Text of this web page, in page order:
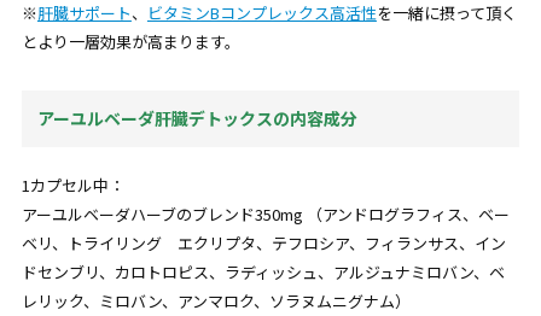
※肝臓サポート、 ビタミンBコンプレックス高活性を一緒に摂って頂く
とより一層効果が高まります。
アーユルベーダ肝臓デトックスの内容成分
1カプセル中：
アーユルベーダハーブのブレンド350mg （アンドログラフィス、ベー
ベリ、トライリング エクリプタ、テフロシア、フィランサス、イン
ドセンブリ、カロトロピス、ラディッシュ、アルジュナミロバン、ベ
レリック、ミロバン、アンマロク、ソラヌムニグナム）